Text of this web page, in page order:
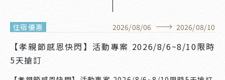
住宿優惠 2026/08/06 2026/08/10
【孝親節感恩快閃】活動專案 2026/8/6~8/10限時
5天搶訂